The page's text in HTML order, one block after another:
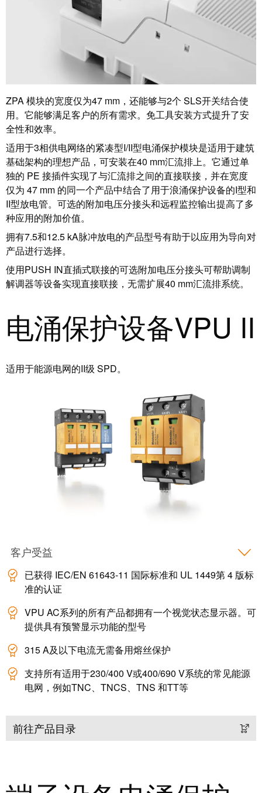
ZPA 模块的宽度仅为47 mm，还能够与2个 SLS开关结合使
用。它能够满足客户的所有需求。免工具安装方式提升了安
全性和效率。
适用于3相供电网络的紧凑型I/II型电涌保护模块是适用于建筑
基础架构的理想产品，可安装在40 mm汇流排上。它通过单
独的 PE 接插件实现了与汇流排之间的直接联接，并在宽度
仅为 47 mm 的同一个产品中结合了用于浪涌保护设备的I型和
II型放电管。可选的附加电压分接头和远程监控输出提高了多
种应用的附加价值。
拥有7.5和12.5 kA脉冲放电的产品型号有助于以应用为导向对
产品进行选择。
使用PUSH IN直插式联接的可选附加电压分接头可帮助调制
解调器等设备实现直接联接，无需扩展40 mm汇流排系统。
电涌保护设备VPU II
适用于能源电网的II级 SPD。
客户受益
已获得 IEC/EN 61643-11 国际标准和 UL 1449第 4 版标
准的认证
VPU AC系列的所有产品都拥有一个视觉状态显示器。可
提供具有预警显示功能的型号
315 A及以下电流无需备用熔丝保护
支持所有适用于230/400 V或400/690 V系统的常见能源
电网，例如TNC、TNCS、TNS 和TT等
前往产品目录